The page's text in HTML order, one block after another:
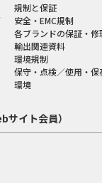
規制と保証
安全・EMC規制
各ブランドの保証・修
輸出関連資料
環境規制
保守・点検／使用・保
環境
サイト会員）